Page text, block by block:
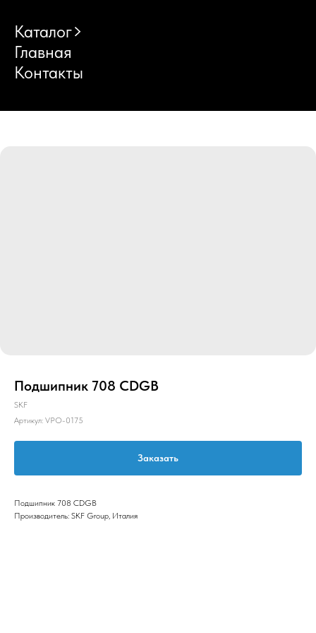
Каталог
Главная
Контакты
Подшипник 708 CDGB
SKF
Артикул: VPO-0175
Заказать
Подшипник 708 CDGB
Производитель: SKF Group, Италия